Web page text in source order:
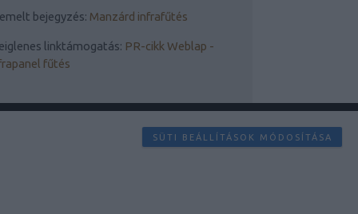
bejegyzés: Manzárd infrafűtés
linktámogatás: PR-cikk Weblap -
fűtés
SÜTI BEÁLLÍTÁSOK MÓDOSÍTÁSA